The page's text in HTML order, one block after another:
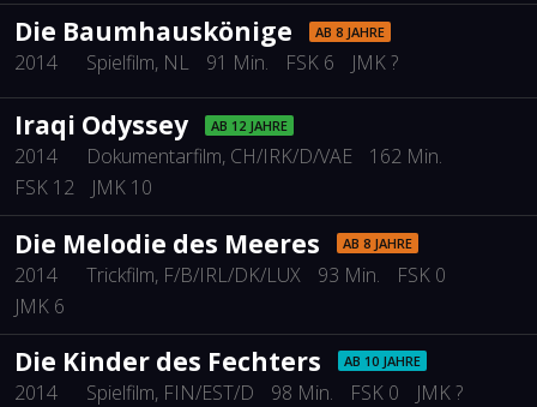
Die Baumhauskönige AB 8 JAHRE
2014 Spielfilm, NL 91 Min. FSK 6 JMK ?
Iraqi Odyssey AB 12 JAHRE
2014 Dokumentarfilm, CH/IRK/D/VAE
162 Min.
FSK 12
JMK 10
Die Melodie des Meeres AB 8 JAHRE
2014 Trickfilm, F/B/IRL/DK/LUX 93 Min.
FSK 0
JMK 6
Die Kinder des Fechters AB 10 JAHRE
2014 Spielfilm, FIN/EST/D 98 Min. FSK 0 JMK ?